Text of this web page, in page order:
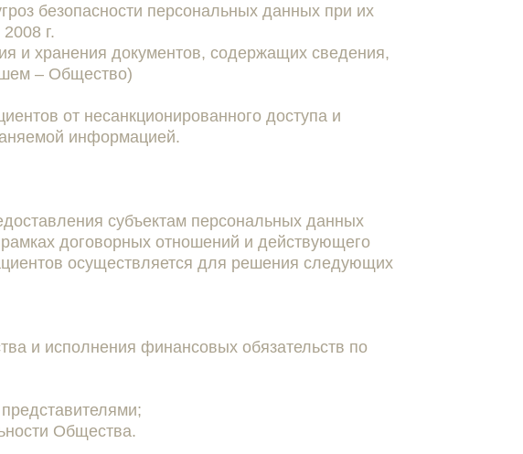
безопасности персональных данных при их
г.
и хранения документов, содержащих сведения,
– Общество)
от несанкционированного доступа и
информацией.
субъектам персональных данных
договорных отношений и действующего
осуществляется для решения следующих
и исполнения финансовых обязательств по
Общества.